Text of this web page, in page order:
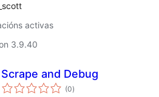
activas
3.9.40
Scrape and Debug
(0valoracións
totais
)